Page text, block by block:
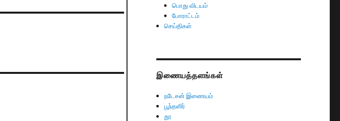
பொது விடயம்
போராட்டம்
செய்திகள்
இணையத்தளங்கள்
நடேசன் இணையம்
பூந்தளிர்
தூ